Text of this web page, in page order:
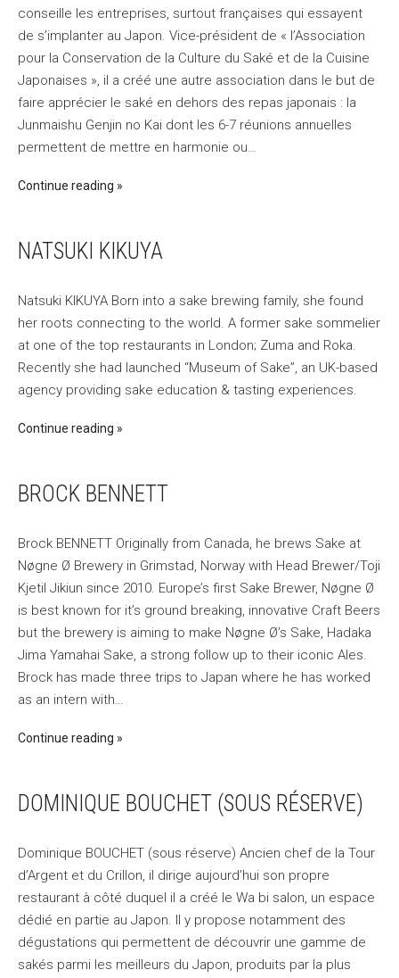
conseille les entreprises, surtout françaises qui essayent
de s’implanter au Japon. Vice-président de « l’Association
pour la Conservation de la Culture du Saké et de la Cuisine
Japonaises », il a créé une autre association dans le but de
faire apprécier le saké en dehors des repas japonais : la
Junmaishu Genjin no Kai dont les 6-7 réunions annuelles
permettent de mettre en harmonie ou…
Continue reading
NATSUKI KIKUYA
Natsuki KIKUYA Born into a sake brewing family, she found
her roots connecting to the world. A former sake sommelier
at one of the top restaurants in London; Zuma and Roka.
Recently she had launched “Museum of Sake”, an UK-based
agency providing sake education & tasting experiences.
Continue reading
BROCK BENNETT
Brock BENNETT Originally from Canada, he brews Sake at
Nøgne Ø Brewery in Grimstad, Norway with Head Brewer/Toji
Kjetil Jikiun since 2010. Europe’s first Sake Brewer, Nøgne Ø
is best known for it’s ground breaking, innovative Craft Beers
but the brewery is aiming to make Nøgne Ø’s Sake, Hadaka
Jima Yamahai Sake, a strong follow up to their iconic Ales.
Brock has made three trips to Japan where he has worked
as an intern with…
Continue reading
DOMINIQUE BOUCHET (SOUS RÉSERVE)
Dominique BOUCHET (sous réserve) Ancien chef de la Tour
d’Argent et du Crillon, il dirige aujourd’hui son propre
restaurant à côté duquel il a créé le Wa bi salon, un espace
dédié en partie au Japon. Il y propose notamment des
dégustations qui permettent de découvrir une gamme de
sakés parmi les meilleurs du Japon, produits par la plus